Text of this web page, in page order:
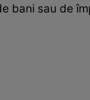
bani sau de